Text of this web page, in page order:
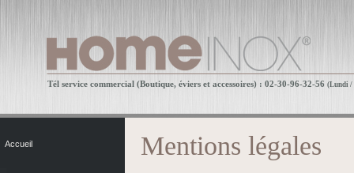
Tél service commercial (Boutique, éviers et accessoires) : 02-30-96-32-56 (Lundi /
Accueil Mentions légales